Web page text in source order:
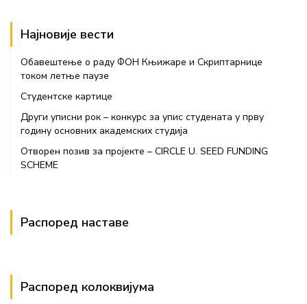
Најновије вести
Обавештење о раду ФОН Књижаре и Скриптарнице
током летње паузе
Студентске картице
Други уписни рок – конкурс за упис студената у прву
годину основних академских студија
Отворен позив за пројекте – CIRCLE U. SEED FUNDING
SCHEME
Распоред наставе
Распоред колоквијума